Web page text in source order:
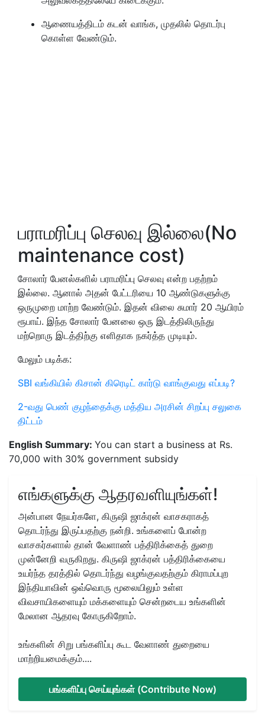
ஆணையத்திடம் கடன் வாங்க, முதலில் தொடர்பு
கொள்ள வேண்டும்.
பராமரிப்பு செலவு இல்லை(No
maintenance cost)
சோலார் பேனல்களில் பராமரிப்பு செலவு என்ற பதற்றம்
இல்லை. ஆனால் அதன் பேட்டரியை 10 ஆண்டுகளுக்கு
ஒருமுறை மாற்ற வேண்டும். இதன் விலை சுமார் 20 ஆயிரம்
ரூபாய். இந்த சோலார் பேனலை ஒரு இடத்திலிருந்து
மற்றொரு இடத்திற்கு எளிதாக நகர்த்த முடியும்.
மேலும் படிக்க:
SBI வங்கியில் கிசான் கிரெடிட் கார்டு வாங்குவது எப்படி?
2-வது பெண் குழந்தைக்கு மத்திய அரசின் சிறப்பு சலுகை
திட்டம்
English Summary: You can start a business at Rs.
70,000 with 30% government subsidy
எங்களுக்கு ஆதரவளியுங்கள்!
அன்பான நேயர்களே, கிருஷி ஜாக்ரன் வாசகராகத்
தொடர்ந்து இருப்பதற்கு நன்றி. உங்களைப் போன்ற
வாசகர்களால் தான் வேளாண் பத்திரிக்கைத் துறை
முன்னேறி வருகிறது. கிருஷி ஜாக்ரன் பத்திரிக்கையை
உயர்ந்த தரத்தில் தொடர்ந்து வழங்குவதற்கும் கிராமப்புற
இந்தியாவின் ஒவ்வொரு மூலையிலும் உள்ள
விவசாயிகளையும் மக்களையும் சென்றடைய உங்களின்
மேலான ஆதரவு கோருகிறோம்.
உங்களின் சிறு பங்களிப்பு கூட வேளாண் துறையை
மாற்றியமைக்கும்....
பங்களிப்பு செய்யுங்கள் (Contribute Now)